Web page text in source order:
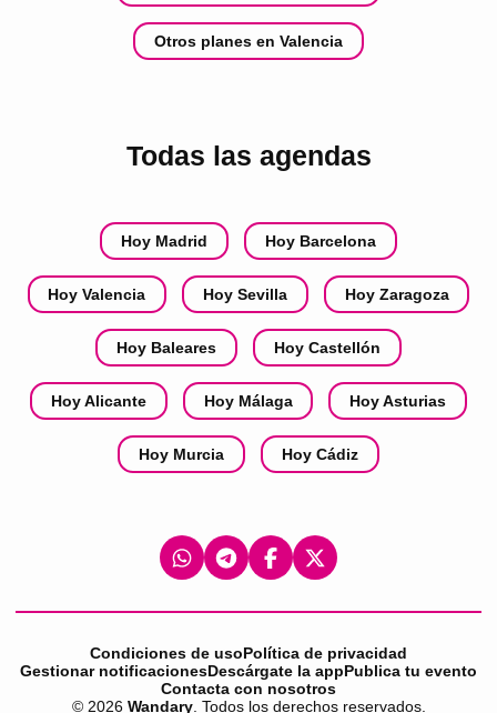
Otros planes en Valencia
Todas las agendas
Hoy Madrid Hoy Barcelona
Hoy Valencia Hoy Sevilla Hoy Zaragoza
Hoy Baleares Hoy Castellón
Hoy Alicante Hoy Málaga Hoy Asturias
Hoy Murcia Hoy Cádiz
Condiciones de usoPolítica de privacidad
Gestionar notificacionesDescárgate la appPublica tu evento
Contacta con nosotros
© 2026 Wandary. Todos los derechos reservados.